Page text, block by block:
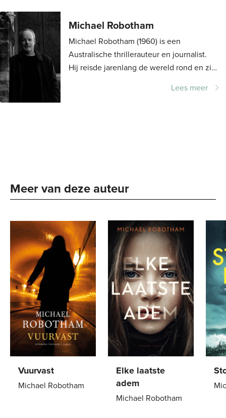
Michael Robotham
Michael Robotham (1960) is een
Australische thrillerauteur en journalist.
Hij reisde jarenlang de wereld rond en zijn
Amerikaanse en Australische kranten en...
Lees meer
Meer van deze auteur
Vuurvast
Michael Robotham
Elke laatste
adem
Michael Robotham